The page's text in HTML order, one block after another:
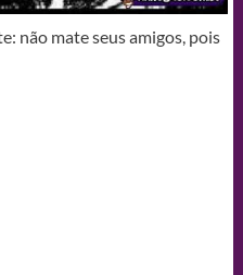
não mate seus amigos, pois